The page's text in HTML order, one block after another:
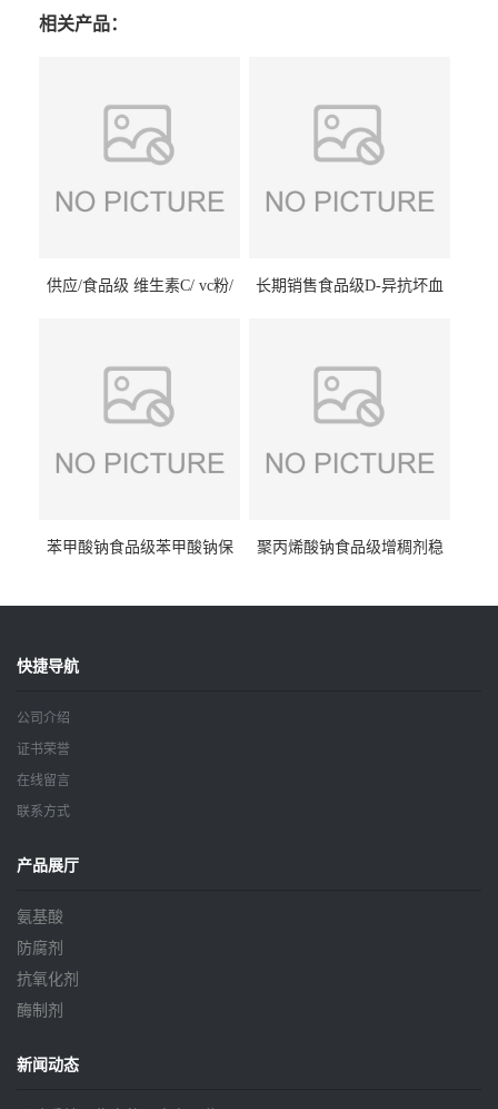
相关产品：
供应/食品级 维生素C/ vc粉/
长期销售食品级D-异抗坏血
苯甲酸钠食品级苯甲酸钠保
聚丙烯酸钠食品级增稠剂稳
快捷导航
公司介绍
证书荣誉
在线留言
联系方式
产品展厅
氨基酸
防腐剂
抗氧化剂
酶制剂
新闻动态